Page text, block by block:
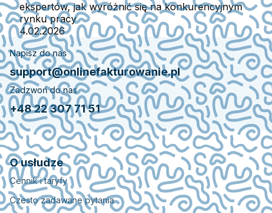
ekspertów, jak wyróżnić się na konkurencyjnym
rynku pracy
4.02.2026
Napisz do nas
support@onlinefakturowanie.pl
Zadzwoń do nas
+48 22 307 71 51
O usłudze
Cennik i taryfy
Czesto zadawane pytania